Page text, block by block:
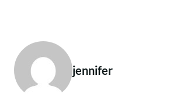
jennifer